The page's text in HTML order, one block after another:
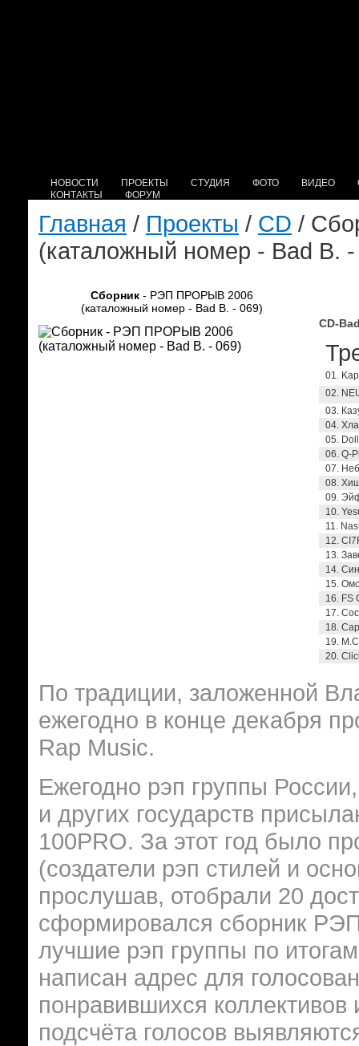
НОВОСТИ ПРОЕКТЫ СТУДИЯ ФОТО ВИДЕО
КОНТАКТЫ
ФОРУМ
Главная / Проекты / CD /
(каталожный номер - Bad B.
Сборник- РЭП ПРОРЫВ 2006
(каталожный номер - Bad B. - 069)
CD-
01.
02.
03.
04.
05.
06. Q-
07.
08.
09.
10.
11.
12.
13.
14.
15.
16. FS
17.
18.
19.
20.
По традиции, заложенной
ежегодно в конце декабря
Rap Music.
Ежегодно рэп группы
и других государств
100PRO. За этот год было
(создатели рэп стилей и
прослушав, отобрали 20
сформировался сборник
лучшие рэп группы по
написан адрес для
понравившихся
подсчёта голосов